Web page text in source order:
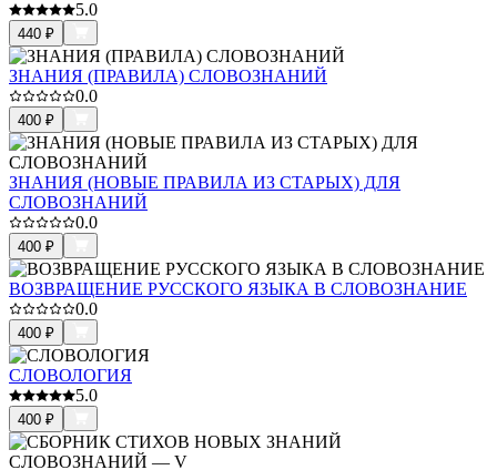
5.0
440 ₽
ЗНАНИЯ (ПРАВИЛА) СЛОВОЗНАНИЙ
0.0
400 ₽
ЗНАНИЯ (НОВЫЕ ПРАВИЛА ИЗ СТАРЫХ) ДЛЯ
СЛОВОЗНАНИЙ
0.0
400 ₽
ВОЗВРАЩЕНИЕ РУССКОГО ЯЗЫКА В СЛОВОЗНАНИЕ
0.0
400 ₽
СЛОВОЛОГИЯ
5.0
400 ₽